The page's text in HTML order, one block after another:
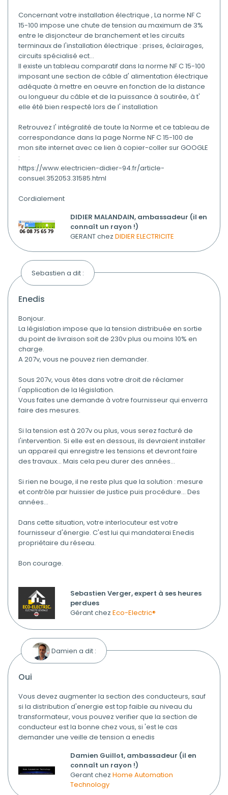
Concernant votre installation électrique , La norme NF C
15-100 impose une chute de tension au maximum de 3%
entre le disjoncteur de branchement et les circuits
terminaux de l'installation électrique : prises, éclairages,
circuits spécialisé ect...
Il existe un tableau comparatif dans la norme NF C 15-100
imposant une section de câble d' alimentation électrique
adéquate à mettre en oeuvre en fonction de la distance
ou longueur du câble et de la puissance à soutirée, à t'
elle été bien respecté lors de l' installation
Retrouvez l' intégralité de toute la Norme et ce tableau de
correspondance dans la page Norme NF C 15-100 de
mon site internet avec ce lien à copier-coller sur GOOGLE
:
https://www.electricien-didier-94.fr/article-
consuel.352053.31585.html
Cordialement
DIDIER MALANDAIN, ambassadeur (il en
connaît un rayon !)
GERANT chez DIDIER ELECTRICITE
Sebastien a dit :
enedis
Bonjour.
La législation impose que la tension distribuée en sortie
du point de livraison soit de 230v plus ou moins 10% en
charge.
A 207v, vous ne pouvez rien demander.
Sous 207v, vous êtes dans votre droit de réclamer
l'application de la législation.
Vous faites une demande à votre fournisseur qui enverra
faire des mesures.
Si la tension est à 207v ou plus, vous serez facturé de
l'intervention. Si elle est en dessous, ils devraient installer
un appareil qui enregistre les tensions et devront faire
des travaux... Mais cela peu durer des années...
Si rien ne bouge, il ne reste plus que la solution : mesure
et contrôle par huissier de justice puis procédure... Des
années...
Dans cette situation, votre interlocuteur est votre
fournisseur d'énergie. C'est lui qui mandaterai Enedis
propriétaire du réseau.
Bon courage.
Sebastien Verger, expert à ses heures
perdues
Gérant chez Eco-Electric®
Damien a dit :
oui
Vous devez augmenter la section des conducteurs, sauf
si la distribution d'energie est top faible au niveau du
transformateur, vous pouvez verifier que la section de
conducteur est la bonne chez vous, si 'est le cas
demander une veille de tension a enedis
Damien Guillot, ambassadeur (il en
connaît un rayon !)
Gerant chez Home Automation
Technology